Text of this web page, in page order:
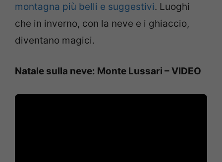
montagna più belli e suggestivi. Luoghi
che in inverno, con la neve e i ghiaccio,
diventano magici.
Natale sulla neve: Monte Lussari – VIDEO